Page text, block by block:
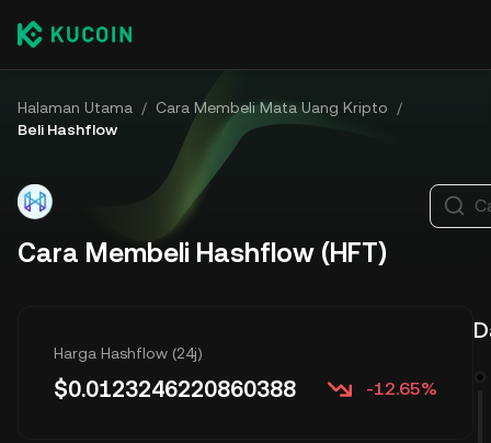
Halaman Utama / Cara Membeli Mata Uang Kripto
/
Beli Hashflow
Cara Membeli Hashflow (HFT)
Harga Hashflow (24j)
$0.0123246220860388 -12.65%